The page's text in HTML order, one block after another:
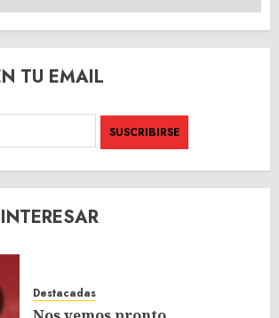
TU EMAIL
Destacadas